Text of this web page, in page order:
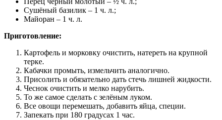
Сушёный базилик – 1 ч. л.;
Майоран – 1 ч. л.
Приготовление:
Картофель и морковку очистить, натереть на крупной
терке.
Кабачки промыть, измельчить аналогично.
Присолить и обязательно дать стечь лишней жидкости.
Чеснок очистить и мелко нарубить.
То же самое сделать с зелёным луком.
Все овощи перемешать, добавить яйца, специи.
Запекать при 180 градусах 1 час.